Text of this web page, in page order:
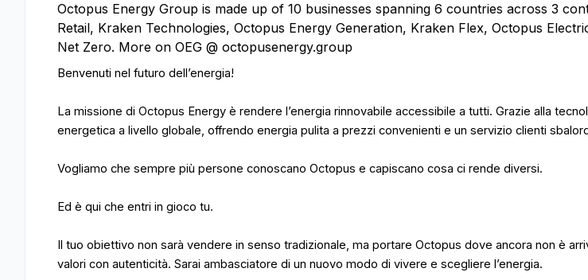
Octopus Energy Group is made up of 10 businesses spanning 6 countries across 3
Retail, Kraken Technologies, Octopus Energy Generation, Kraken Flex, Octopus
Net Zero. More on OEG @ octopusenergy.group
Benvenuti nel futuro dell’energia!
La missione di Octopus Energy è rendere l’energia rinnovabile accessibile a tutti. Grazie alla
energetica a livello globale, offrendo energia pulita a prezzi convenienti e un servizio clienti
Vogliamo che sempre più persone conoscano Octopus e capiscano cosa ci rende diversi.
Ed è qui che entri in gioco tu.
Il tuo obiettivo non sarà vendere in senso tradizionale, ma portare Octopus dove ancora non è
valori con autenticità. Sarai ambasciatore di un nuovo modo di vivere e scegliere l’energia.